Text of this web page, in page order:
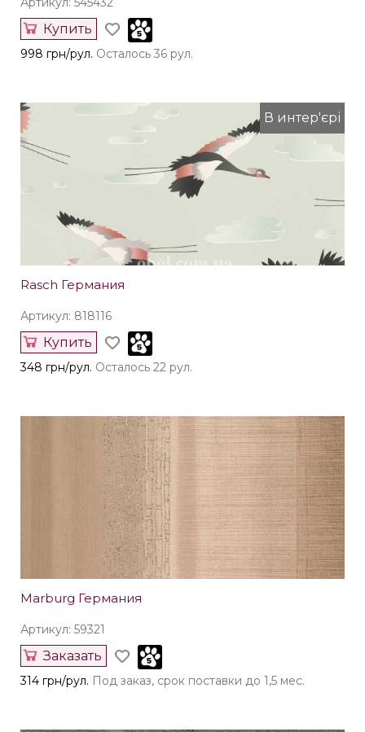
Купить
998 грн/рул. Осталось 36 рул.
В интер'єрі
Rasch Германия
Артикул: 818116
Купить
348 грн/рул. Осталось 22 рул.
Marburg Германия
Артикул: 59321
Заказать
314 грн/рул. Под заказ, срок поставки до 1,5 мес.